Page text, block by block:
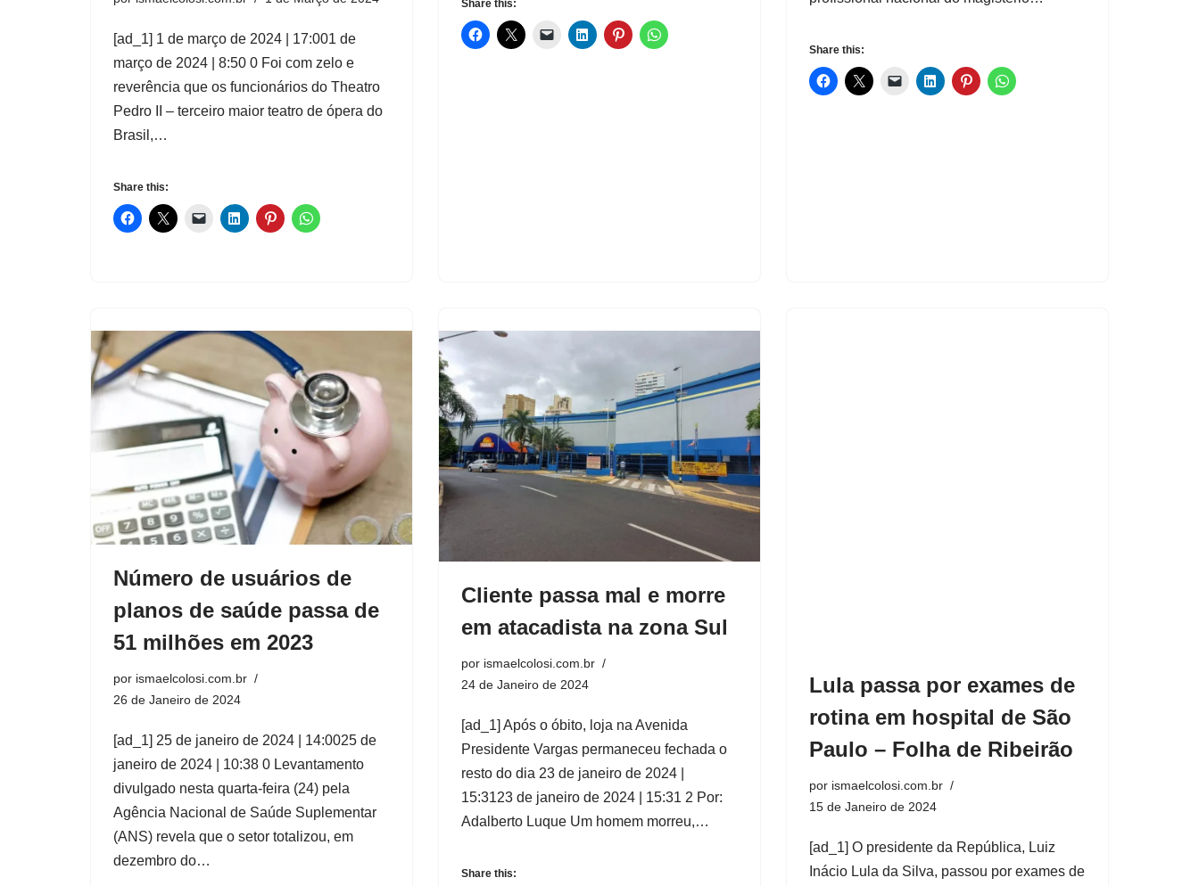
[ad_1] 1 de março de 2024 | 17:001 de
março de 2024 | 8:50 0 Foi com zelo e
reverência que os funcionários do Theatro
Pedro II – terceiro maior teatro de ópera do
Brasil,…
Share this:
Share this:
Share this:
Número de usuários de
planos de saúde passa de
51 milhões em 2023
por ismaelcolosi.com.br
26 de Janeiro de 2024
[ad_1] 25 de janeiro de 2024 | 14:0025 de
janeiro de 2024 | 10:38 0 Levantamento
divulgado nesta quarta-feira (24) pela
Agência Nacional de Saúde Suplementar
(ANS) revela que o setor totalizou, em
dezembro do…
Cliente passa mal e morre
em atacadista na zona Sul
por ismaelcolosi.com.br
24 de Janeiro de 2024
[ad_1] Após o óbito, loja na Avenida
Presidente Vargas permaneceu fechada o
resto do dia 23 de janeiro de 2024 |
15:3123 de janeiro de 2024 | 15:31 2 Por:
Adalberto Luque Um homem morreu,…
Share this:
Lula passa por exames de
rotina em hospital de São
Paulo – Folha de Ribeirão
por ismaelcolosi.com.br
15 de Janeiro de 2024
[ad_1] O presidente da República, Luiz
Inácio Lula da Silva, passou por exames de